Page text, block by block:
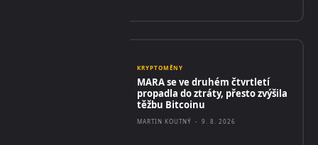
KRYPTOMĚNY
MARA se ve druhém čtvrtletí
propadla do ztráty, přesto zvýšila
těžbu Bitcoinu
MARTIN KOUTNÝ - 9. 8. 2026